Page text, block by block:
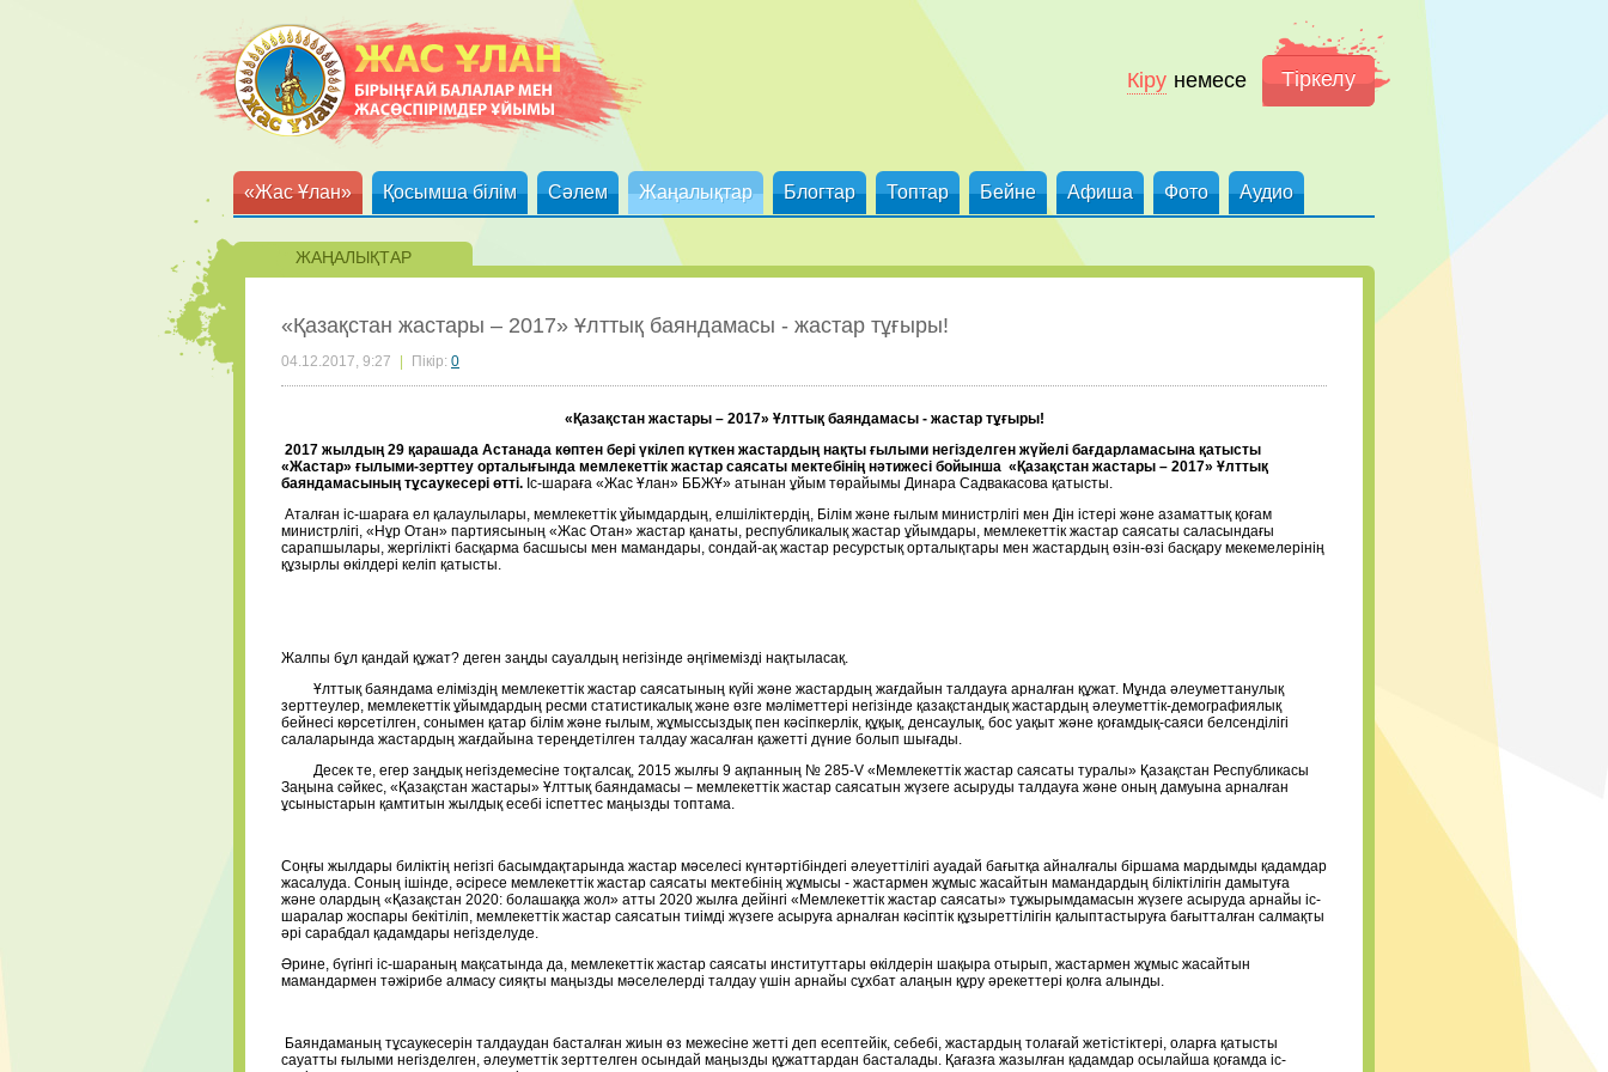
Кіру немесе Тіркелу
«Жас Ұлан» Қосымша білім Сәлем Жаңалықтар Блогтар Топтар Бейне Афиша Фото Аудио
ЖАҢАЛЫҚТАР
«Қазақстан жастары – 2017» Ұлттық баяндамасы - жастар тұғыры!
04.12.2017, 9:27 Пікір: 0
«Қазақстан жастары – 2017» Ұлттық баяндамасы - жастар тұғыры!
2017 жылдың 29 қарашада Астанада көптен бері үкілеп күткен жастардың нақты ғылыми негізделген жүйелі бағдарламасына қатысты
«Жастар» ғылыми-зерттеу орталығында мемлекеттік жастар саясаты мектебінің нәтижесі бойынша «Қазақстан жастары – 2017» Ұлттық
баяндамасының тұсаукесері өтті. Іс-шараға «Жас Ұлан» ББЖҰ» атынан ұйым төрайымы Динара Садвакасова қатысты.
Аталған іс-шараға ел қалаулылары, мемлекеттік ұйымдардың, елшіліктердің, Білім және ғылым министрлігі мен Дін істері және азаматтық қоғам
министрлігі, «Нұр Отан» партиясының «Жас Отан» жастар қанаты, республикалық жастар ұйымдары, мемлекеттік жастар саясаты саласындағы
сарапшылары, жергілікті басқарма басшысы мен мамандары, сондай-ақ жастар ресурстық орталықтары мен жастардың өзін-өзі басқару мекемелерінің
құзырлы өкілдері келіп қатысты.
Жалпы бұл қандай құжат? деген заңды сауалдың негізінде әңгімемізді нақтыласақ.
Ұлттық баяндама еліміздің мемлекеттік жастар саясатының күйі және жастардың жағдайын талдауға арналған құжат. Мұнда әлеуметтанулық
зерттеулер, мемлекеттік ұйымдардың ресми статистикалық және өзге мәліметтері негізінде қазақстандық жастардың әлеуметтік-демографиялық
бейнесі көрсетілген, сонымен қатар білім және ғылым, жұмыссыздық пен кәсіпкерлік, құқық, денсаулық, бос уақыт және қоғамдық-саяси белсенділігі
салаларында жастардың жағдайына тереңдетілген талдау жасалған қажетті дүние болып шығады.
Десек те, егер заңдық негіздемесіне тоқталсақ, 2015 жылғы 9 ақпанның № 285-V «Мемлекеттік жастар саясаты туралы» Қазақстан Республикасы
Заңына сәйкес, «Қазақстан жастары» Ұлттық баяндамасы – мемлекеттік жастар саясатын жүзеге асыруды талдауға және оның дамуына арналған
ұсыныстарын қамтитын жылдық есебі іспеттес маңызды топтама.
Соңғы жылдары биліктің негізгі басымдақтарында жастар мәселесі күнтәртібіндегі әлеуеттілігі ауадай бағытқа айналғалы біршама мардымды қадамдар
жасалуда. Соның ішінде, әсіресе мемлекеттік жастар саясаты мектебінің жұмысы - жастармен жұмыс жасайтын мамандардың біліктілігін дамытуға
және олардың «Қазақстан 2020: болашаққа жол» атты 2020 жылға дейінгі «Мемлекеттік жастар саясаты» тұжырымдамасын жүзеге асыруда арнайы іс-
шаралар жоспары бекітіліп, мемлекеттік жастар саясатын тиімді жүзеге асыруға арналған кәсіптік құзыреттілігін қалыптастыруға бағытталған салмақты
әрі сарабдал қадамдары негізделуде.
Әрине, бүгінгі іс-шараның мақсатында да, мемлекеттік жастар саясаты институттары өкілдерін шақыра отырып, жастармен жұмыс жасайтын
мамандармен тәжірибе алмасу сияқты маңызды мәселелерді талдау үшін арнайы сұхбат алаңын құру әрекеттері қолға алынды.
Баяндаманың тұсаукесерін талдаудан басталған жиын өз межесіне жетті деп есептейік, себебі, жастардың толағай жетістіктері, оларға қатысты
сауатты ғылыми негізделген, әлеуметтік зерттелген осындай маңызды құжаттардан басталады. Қағазға жазылған қадамдар осылайша қоғамда іс-